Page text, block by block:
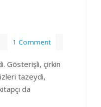
1 Comment
Gösterişli, çirkin
tazeydi,
da